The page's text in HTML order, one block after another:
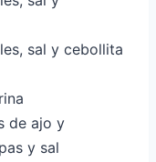
sal y cebollita
de ajo y
y sal